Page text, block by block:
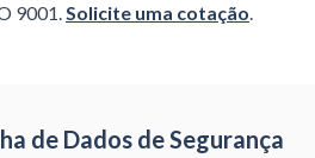
9001.Solicite uma cotação.
de Dados de Segurança